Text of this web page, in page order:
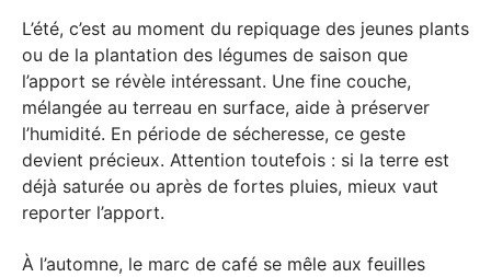
L’été, c’est au moment du repiquage des jeunes plants
ou de la plantation des légumes de saison que
l’apport se révèle intéressant. Une fine couche,
mélangée au terreau en surface, aide à préserver
l’humidité. En période de sécheresse, ce geste
devient précieux. Attention toutefois : si la terre est
déjà saturée ou après de fortes pluies, mieux vaut
reporter l’apport.
À l’automne, le marc de café se mêle aux feuilles